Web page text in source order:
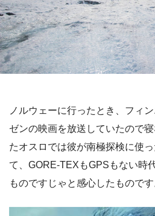
ノルウェーに行ったとき、フィ
ゼンの映画を放送していたので
たオスロでは彼が南極探検に使
て、GORE-TEXもGPSもない時
ものですじゃと感心したものです